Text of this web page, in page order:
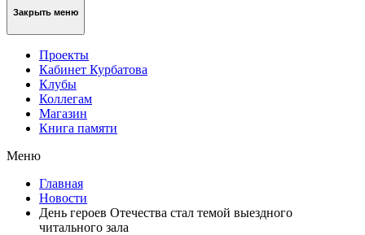
Закрыть меню
Проекты
Кабинет Курбатова
Клубы
Коллегам
Магазин
Книга памяти
Меню
Главная
Новости
День героев Отечества стал темой выездного
читального зала